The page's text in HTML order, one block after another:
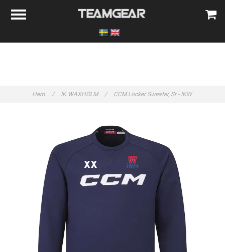
Hem / IK WAXHOLM / CCM Locker Sweater, Sr - IKW